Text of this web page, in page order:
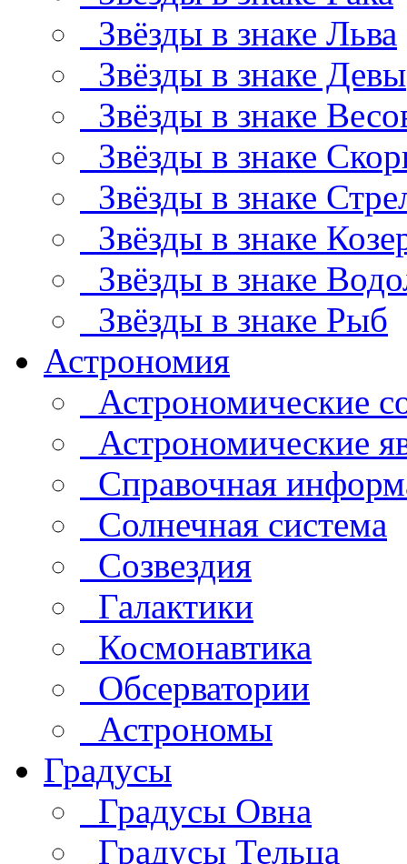
Звёзды в знаке Льва
Звёзды в знаке Девы
Звёзды в знаке
Звёзды в знаке
Звёзды в знаке
Звёзды в знаке
Звёзды в знаке
Звёзды в знаке Рыб
Астрономия
Астрономические
Астрономические
Справочная
Солнечная система
Созвездия
Галактики
Космонавтика
Обсерватории
Астрономы
Градусы
Градусы Овна
Градусы Тельца